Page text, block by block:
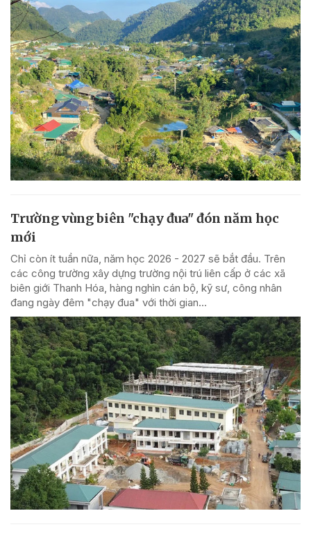
Trường vùng biên "chạy đua" đón năm học
mới
Chỉ còn ít tuần nữa, năm học 2026 - 2027 sẽ bắt đầu. Trên
các công trường xây dựng trường nội trú liên cấp ở các xã
biên giới Thanh Hóa, hàng nghìn cán bộ, kỹ sư, công nhân
đang ngày đêm "chạy đua" với thời gian...